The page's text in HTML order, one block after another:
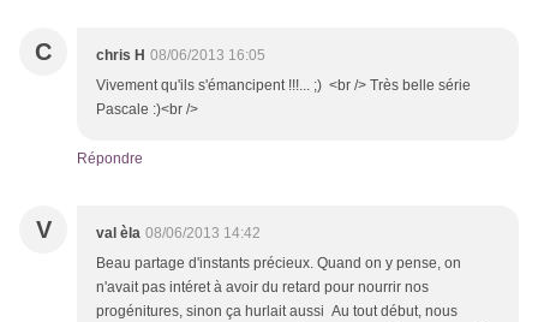
C chris H 08/06/2013 16:05
Vivement qu'ils s'émancipent !!!... ;) <br /> Très belle série
Pascale :)<br />
Répondre
V val èla 08/06/2013 14:42
Beau partage d'instants précieux. Quand on y pense, on
n'avait pas intéret à avoir du retard pour nourrir nos
progénitures, sinon ça hurlait aussi Au tout début, nous